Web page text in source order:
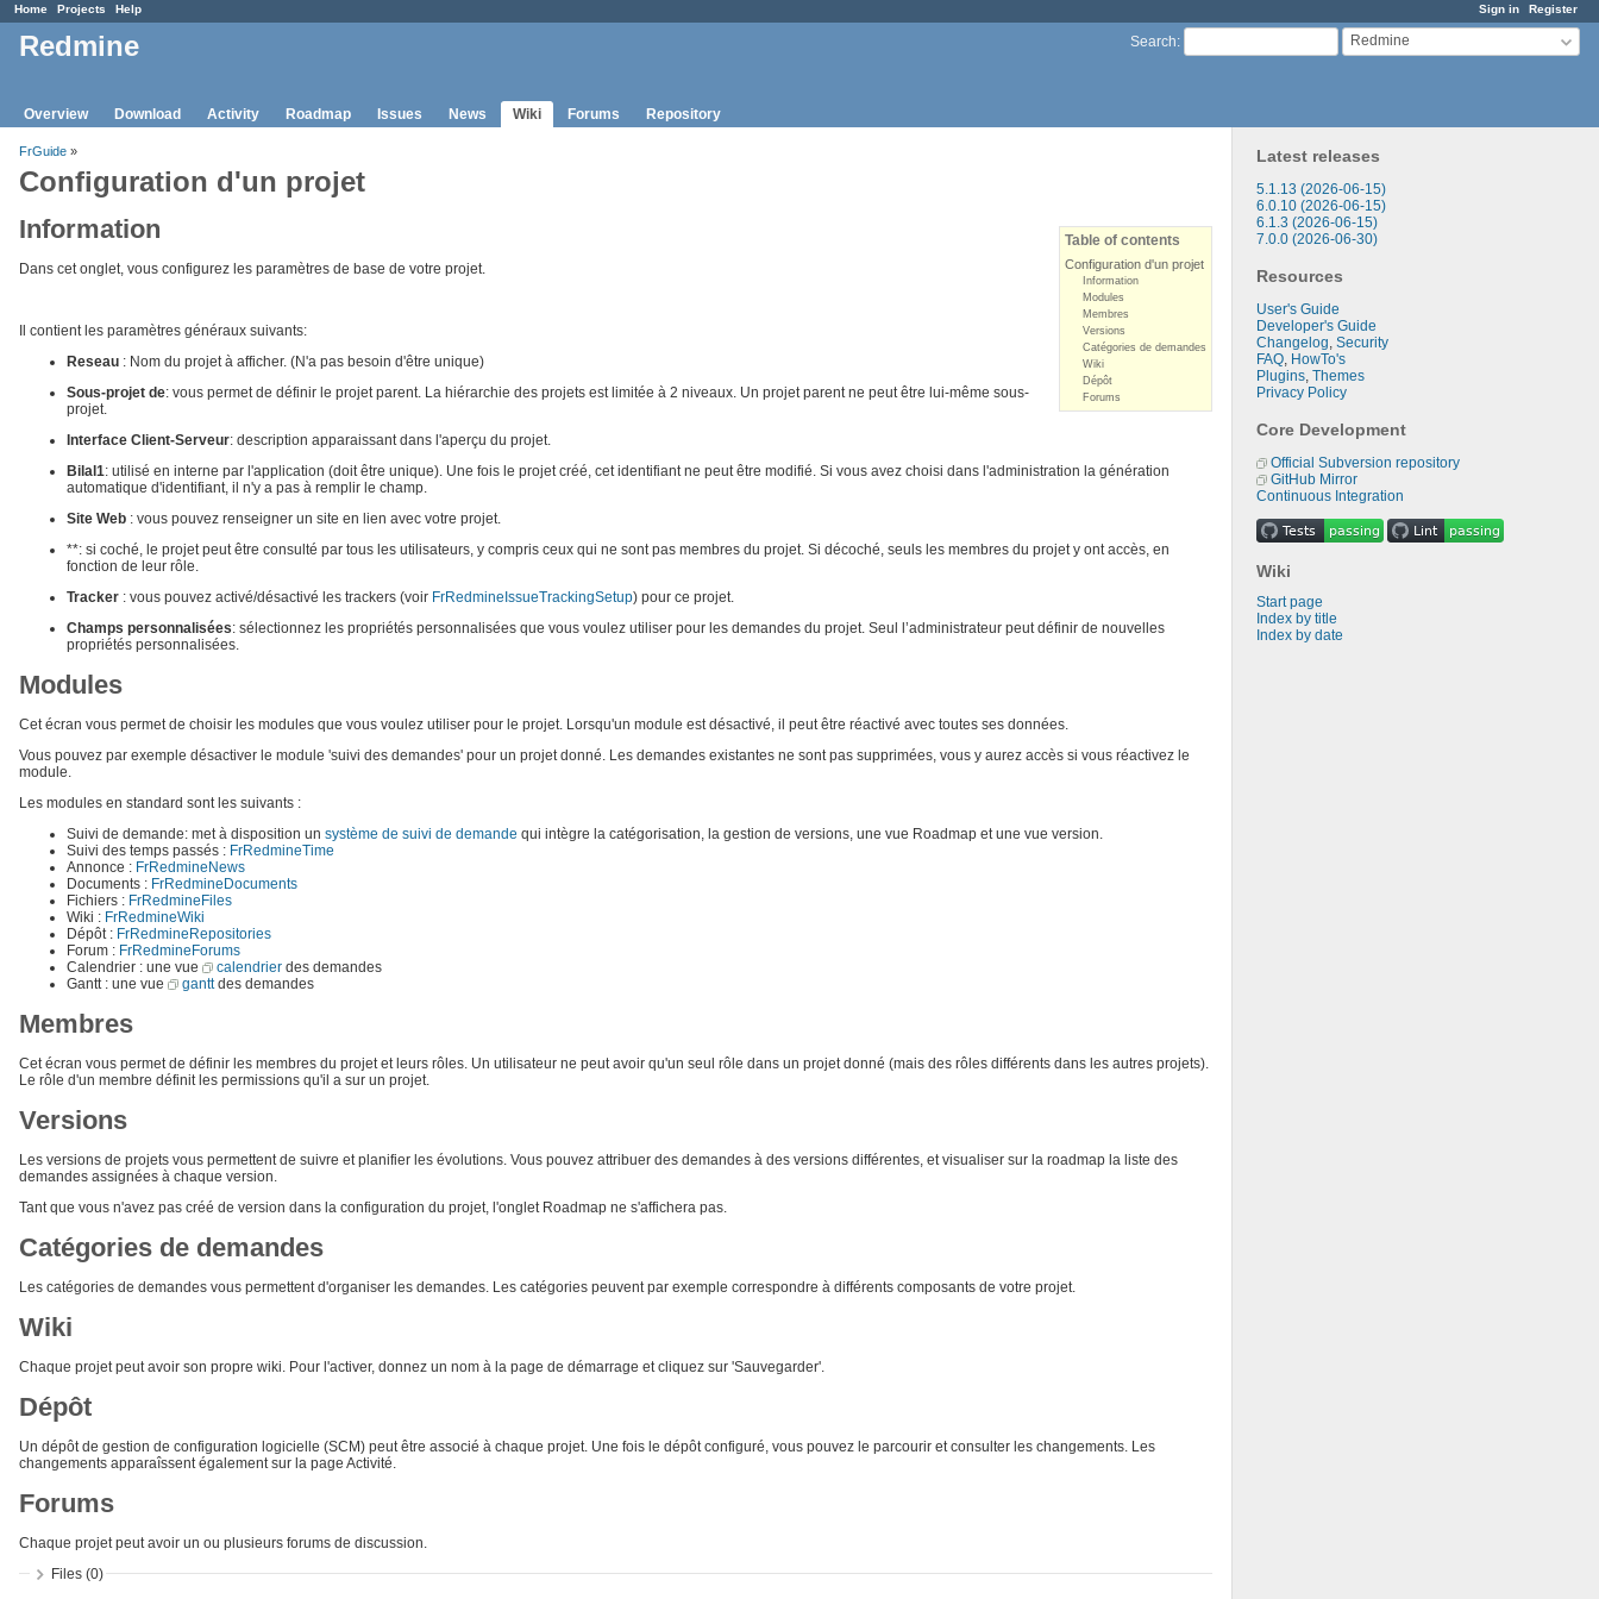
Sign in Register
Home Projects Help
Search: Redmine
Redmine
Overview Download Activity Roadmap Issues News Wiki Forums Repository
Latest releases
5.1.13 (2026-06-15)
6.0.10 (2026-06-15)
6.1.3 (2026-06-15)
7.0.0 (2026-06-30)
Resources
User's Guide
Developer's Guide
Changelog, Security
FAQ, HowTo's
Plugins, Themes
Privacy Policy
Core Development
Official Subversion repository
GitHub Mirror
Continuous Integration
Wiki
Start page
Index by title
Index by date
FrGuide »
Configuration d'un projet
Table of contents
Configuration d'un projet
Information
Modules
Membres
Versions
Catégories de demandes
Wiki
Dépôt
Forums
Information
Dans cet onglet, vous configurez les paramètres de base de votre projet.
Il contient les paramètres généraux suivants:
Reseau : Nom du projet à afficher. (N'a pas besoin d'être unique)
Sous-projet de: vous permet de définir le projet parent. La hiérarchie des projets est limitée à 2 niveaux. Un projet parent ne peut être lui-même sous-
projet.
Interface Client-Serveur: description apparaissant dans l'aperçu du projet.
Bilal1: utilisé en interne par l'application (doit être unique). Une fois le projet créé, cet identifiant ne peut être modifié. Si vous avez choisi dans l'administration la génération
automatique d'identifiant, il n'y a pas à remplir le champ.
Site Web : vous pouvez renseigner un site en lien avec votre projet.
**: si coché, le projet peut être consulté par tous les utilisateurs, y compris ceux qui ne sont pas membres du projet. Si décoché, seuls les membres du projet y ont accès, en
fonction de leur rôle.
Tracker : vous pouvez activé/désactivé les trackers (voir FrRedmineIssueTrackingSetup) pour ce projet.
Champs personnalisées: sélectionnez les propriétés personnalisées que vous voulez utiliser pour les demandes du projet. Seul l’administrateur peut définir de nouvelles
propriétés personnalisées.
Modules
Cet écran vous permet de choisir les modules que vous voulez utiliser pour le projet. Lorsqu'un module est désactivé, il peut être réactivé avec toutes ses données.
Vous pouvez par exemple désactiver le module 'suivi des demandes' pour un projet donné. Les demandes existantes ne sont pas supprimées, vous y aurez accès si vous réactivez le
module.
Les modules en standard sont les suivants :
Suivi de demande: met à disposition un système de suivi de demande qui intègre la catégorisation, la gestion de versions, une vue Roadmap et une vue version.
Suivi des temps passés : FrRedmineTime
Annonce : FrRedmineNews
Documents : FrRedmineDocuments
Fichiers : FrRedmineFiles
Wiki : FrRedmineWiki
Dépôt : FrRedmineRepositories
Forum : FrRedmineForums
Calendrier : une vue
calendrier des demandes
Gantt : une vue
ganttdes demandes
Membres
Cet écran vous permet de définir les membres du projet et leurs rôles. Un utilisateur ne peut avoir qu'un seul rôle dans un projet donné (mais des rôles différents dans les autres projets).
Le rôle d'un membre définit les permissions qu'il a sur un projet.
Versions
Les versions de projets vous permettent de suivre et planifier les évolutions. Vous pouvez attribuer des demandes à des versions différentes, et visualiser sur la roadmap la liste des
demandes assignées à chaque version.
Tant que vous n'avez pas créé de version dans la configuration du projet, l'onglet Roadmap ne s'affichera pas.
Catégories de demandes
Les catégories de demandes vous permettent d'organiser les demandes. Les catégories peuvent par exemple correspondre à différents composants de votre projet.
Wiki
Chaque projet peut avoir son propre wiki. Pour l'activer, donnez un nom à la page de démarrage et cliquez sur 'Sauvegarder'.
Dépôt
Un dépôt de gestion de configuration logicielle (SCM) peut être associé à chaque projet. Une fois le dépôt configuré, vous pouvez le parcourir et consulter les changements. Les
changements apparaîssent également sur la page Activité.
Forums
Chaque projet peut avoir un ou plusieurs forums de discussion.
Files (0)